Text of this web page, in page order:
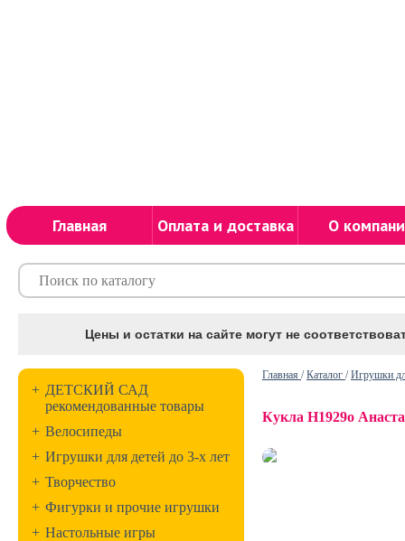
Главная Оплата и доставка О
Цены и остатки на сайте могут не
+ ДЕТСКИЙ САД
рекомендованные товары
+ Велосипеды
+ Игрушки для детей до 3-х лет
+ Творчество
+ Фигурки и прочие игрушки
+ Настольные игры
Главная /Каталог /Игрушки
Кукла Н1929о